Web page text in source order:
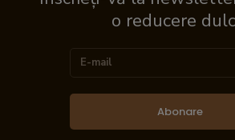
o reducere
Abonare